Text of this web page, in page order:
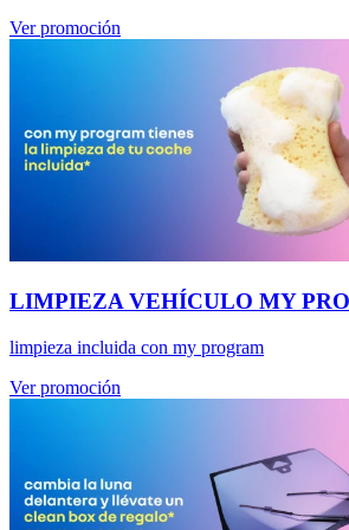
Ver promoción
LIMPIEZA VEHÍCULO MY
limpieza incluida con my program
Ver promoción